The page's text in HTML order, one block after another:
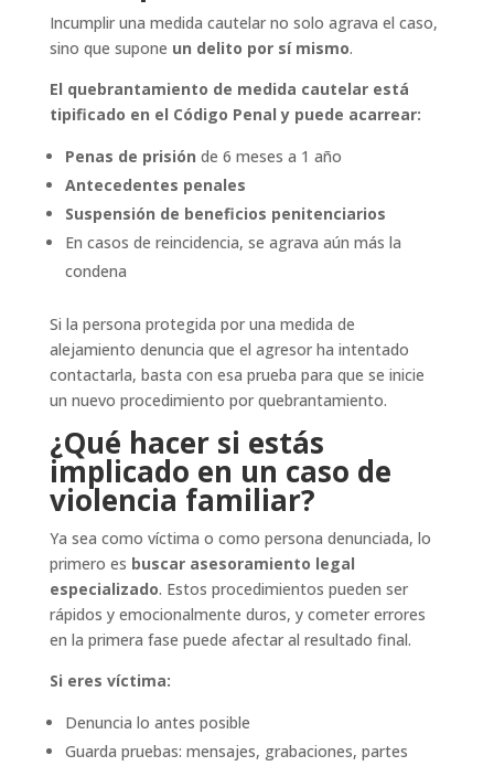
Incumplir una medida cautelar no solo agrava el caso,
sino que supone un delito por sí mismo.
El quebrantamiento de medida cautelar está
tipificado en el Código Penal y puede acarrear:
Penas de prisión de 6 meses a 1 año
Antecedentes penales
Suspensión de beneficios penitenciarios
En casos de reincidencia, se agrava aún más la
condena
Si la persona protegida por una medida de
alejamiento denuncia que el agresor ha intentado
contactarla, basta con esa prueba para que se inicie
un nuevo procedimiento por quebrantamiento.
¿Qué hacer si estás
implicado en un caso de
violencia familiar?
Ya sea como víctima o como persona denunciada, lo
primero es buscar asesoramiento legal
especializado. Estos procedimientos pueden ser
rápidos y emocionalmente duros, y cometer errores
en la primera fase puede afectar al resultado final.
Si eres víctima:
Denuncia lo antes posible
Guarda pruebas: mensajes, grabaciones, partes